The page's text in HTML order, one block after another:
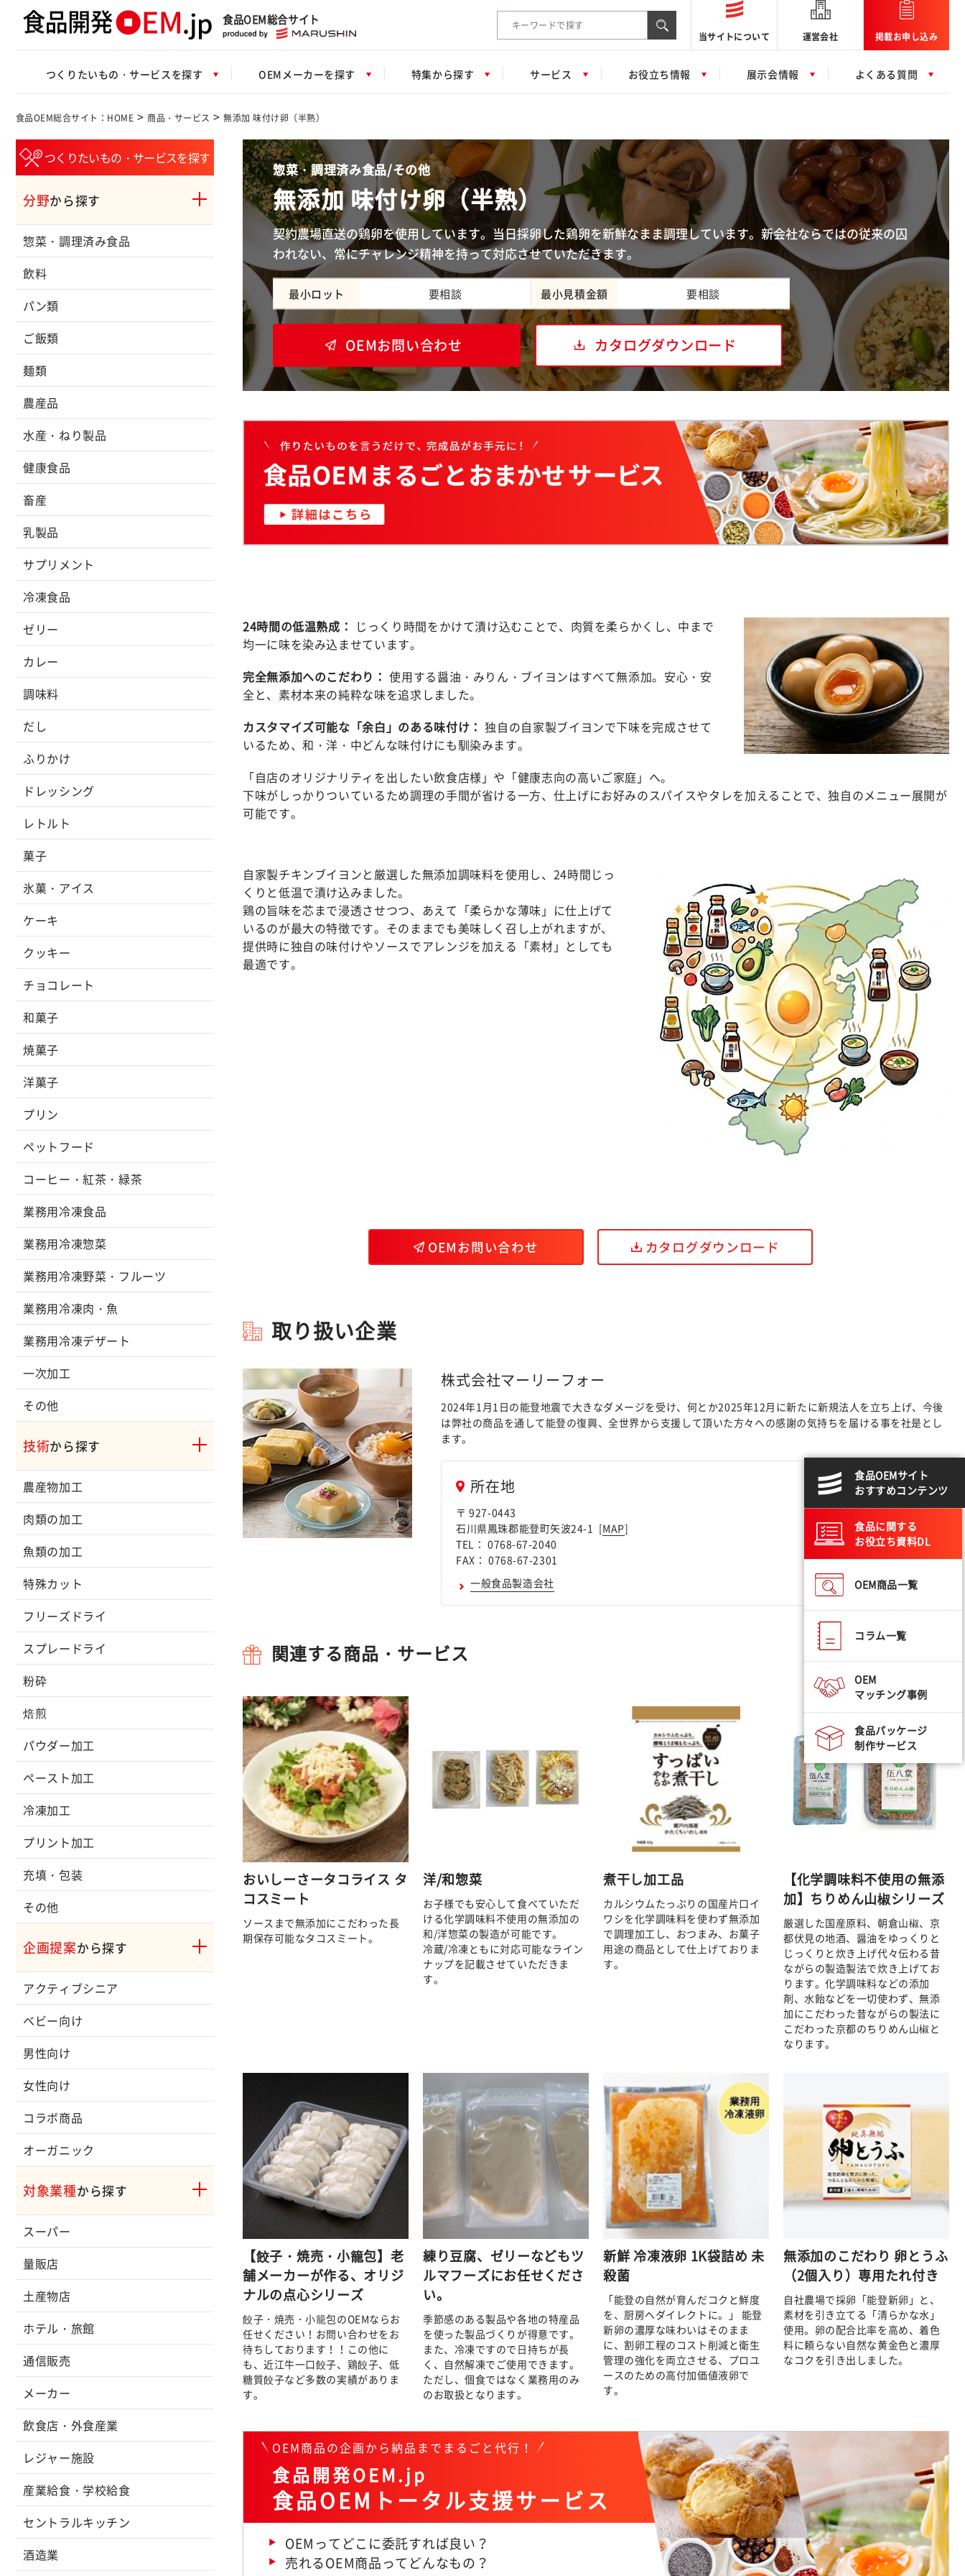
食品OEM総合サイト
検索キーワード入力 当サイトについて 運営会社 掲載お申し込み
つくりたいもの・サービスを探す OEMメーカーを探す 特集から探す サービス お役立ち情報 展示会情報 よくある質問
食品OEM総合サイト：HOME > 商品・サービス >無添加 味付け卵（半熟）
つくりたいもの・サービスを探す
分野から探す
惣菜・調理済み食品
飲料
パン類
ご飯類
麺類
農産品
水産・ねり製品
健康食品
畜産
乳製品
サプリメント
冷凍食品
ゼリー
カレー
調味料
だし
ふりかけ
ドレッシング
レトルト
菓子
氷菓・アイス
ケーキ
クッキー
チョコレート
和菓子
焼菓子
洋菓子
プリン
ペットフード
コーヒー・紅茶・緑茶
業務用冷凍食品
業務用冷凍惣菜
業務用冷凍野菜・フルーツ
業務用冷凍肉・魚
業務用冷凍デザート
一次加工
その他
技術から探す
農産物加工
肉類の加工
魚類の加工
特殊カット
フリーズドライ
スプレードライ
粉砕
焙煎
パウダー加工
ペースト加工
冷凍加工
プリント加工
充填・包装
その他
企画提案から探す
アクティブシニア
ベビー向け
男性向け
女性向け
コラボ商品
オーガニック
対象業種から探す
スーパー
量販店
土産物店
ホテル・旅館
通信販売
メーカー
飲食店・外食産業
レジャー施設
産業給食・学校給食
セントラルキッチン
酒造業
惣菜・調理済み食品/その他
無添加 味付け卵（半熟）
契約農場直送の鶏卵を使用しています。当日採卵した鶏卵を新鮮なまま調理しています。新会社ならではの従来の囚
われない、常にチャレンジ精神を持って対応させていただきます。
最小ロット 要相談 最小見積金額 要相談
OEMお問い合わせ カタログダウンロード
24時間の低温熟成： じっくり時間をかけて漬け込むことで、肉質を柔らかくし、中まで
均一に味を染み込ませています。
完全無添加へのこだわり： 使用する醤油・みりん・ブイヨンはすべて無添加。安心・安
全と、素材本来の純粋な味を追求しました。
カスタマイズ可能な「余白」のある味付け： 独自の自家製ブイヨンで下味を完成させて
いるため、和・洋・中どんな味付けにも馴染みます。
「自店のオリジナリティを出したい飲食店様」や「健康志向の高いご家庭」へ。
下味がしっかりついているため調理の手間が省ける一方、仕上げにお好みのスパイスやタレを加えることで、独自のメニュー展開が
可能です。
自家製チキンブイヨンと厳選した無添加調味料を使用し、24時間じっ
くりと低温で漬け込みました。
鶏の旨味を芯まで浸透させつつ、あえて「柔らかな薄味」に仕上げて
いるのが最大の特徴です。そのままでも美味しく召し上がれますが、
提供時に独自の味付けやソースでアレンジを加える「素材」としても
最適です。
OEMお問い合わせ カタログダウンロード
取り扱い企業
株式会社マーリーフォー
2024年1月1日の能登地震で大きなダメージを受け、何とか2025年12月に新たに新規法人を立ち上げ、今後
は弊社の商品を通して能登の復興、全世界から支援して頂いた方々への感謝の気持ちを届ける事を社是とし
ます。
所在地
〒 927-0443
石川県鳳珠郡能登町矢波24-1 [MAP]
TEL： 0768-67-2040
FAX： 0768-67-2301
一般食品製造会社
関連する商品・サービス
おいしーさータコライス タ
コスミート
ソースまで無添加にこだわった長
期保存可能なタコスミート。
洋/和惣菜
お子様でも安心して食べていただ
ける化学調味料不使用の無添加の
和/洋惣菜の製造が可能です。
冷蔵/冷凍ともに対応可能なライン
ナップを記載させていただきま
す。
煮干し加工品
カルシウムたっぷりの国産片口イ
ワシを化学調味料を使わず無添加
で調理加工し、おつまみ、お菓子
用途の商品として仕上げておりま
す。
【化学調味料不使用の無添
加】ちりめん山椒シリーズ
厳選した国産原料、朝倉山椒、京
都伏見の地酒、醤油をゆっくりと
じっくりと炊き上げ代々伝わる昔
ながらの製造製法で炊き上げてお
ります。化学調味料などの添加
剤、水飴などを一切使わず、無添
加にこだわった昔ながらの製法に
こだわった京都のちりめん山椒と
なります。
【餃子・焼売・小籠包】老
舗メーカーが作る、オリジ
ナルの点心シリーズ
餃子・焼売・小籠包のOEMならお
任せください！お問い合わせをお
待ちしております！！この他に
も、近江牛一口餃子、鶏餃子、低
糖質餃子など多数の実績がありま
す。
練り豆腐、ゼリーなどもツ
ルマフーズにお任せくださ
い。
季節感のある製品や各地の特産品
を使った製品づくりが得意です。
また、冷凍ですので日持ちが長
く、自然解凍でご使用できます。
ただし、個食ではなく業務用のみ
のお取扱となります。
新鮮 冷凍液卵 1K袋詰め 未
殺菌
「能登の自然が育んだコクと鮮度
を、厨房へダイレクトに。」 能登
新卵の濃厚な味わいはそのまま
に、割卵工程のコスト削減と衛生
管理の強化を両立させる、プロユ
ースのための高付加価値液卵で
す。
無添加のこだわり 卵とうふ
（2個入り）専用たれ付き
自社農場で採卵「能登新卵」と、
素材を引き立てる「清らかな水」
使用。卵の配合比率を高め、着色
料に頼らない自然な黄金色と濃厚
なコクを引き出しました。
OEM商品の企画から納品までまるごと代行！
食品開発OEM.jp
食品OEMトータル支援サービス
OEMってどこに委託すれば良い？
売れるOEM商品ってどんなもの？
食品OEMサイト
おすすめコンテンツ
食品に関する
お役立ち資料DL
OEM商品一覧
コラム一覧
OEM
マッチング事例
食品パッケージ
制作サービス